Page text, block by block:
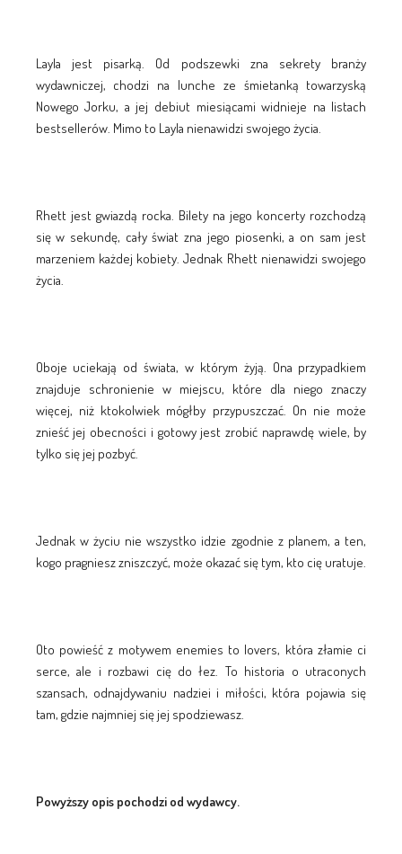
Layla jest pisarką. Od podszewki zna sekrety branży
wydawniczej, chodzi na lunche ze śmietanką towarzyską
Nowego Jorku, a jej debiut miesiącami widnieje na listach
bestsellerów. Mimo to Layla nienawidzi swojego życia.
Rhett jest gwiazdą rocka. Bilety na jego koncerty rozchodzą
się w sekundę, cały świat zna jego piosenki, a on sam jest
marzeniem każdej kobiety. Jednak Rhett nienawidzi swojego
życia.
Oboje uciekają od świata, w którym żyją. Ona przypadkiem
znajduje schronienie w miejscu, które dla niego znaczy
więcej, niż ktokolwiek mógłby przypuszczać. On nie może
znieść jej obecności i gotowy jest zrobić naprawdę wiele, by
tylko się jej pozbyć.
Jednak w życiu nie wszystko idzie zgodnie z planem, a ten,
kogo pragniesz zniszczyć, może okazać się tym, kto cię uratuje.
Oto powieść z motywem enemies to lovers, która złamie ci
serce, ale i rozbawi cię do łez. To historia o utraconych
szansach, odnajdywaniu nadziei i miłości, która pojawia się
tam, gdzie najmniej się jej spodziewasz.
Powyższy opis pochodzi od wydawcy.